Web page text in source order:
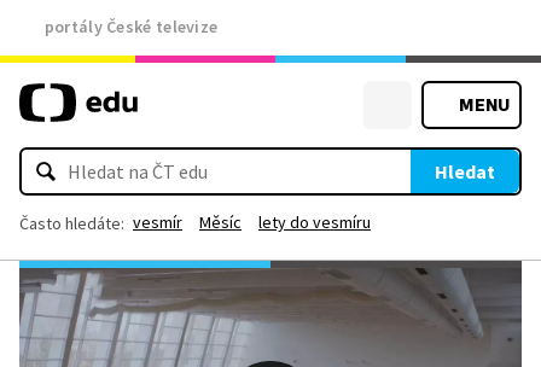
portály České televize
MENU
Hledat
Často hledáte: vesmír Měsíc lety do vesmíru